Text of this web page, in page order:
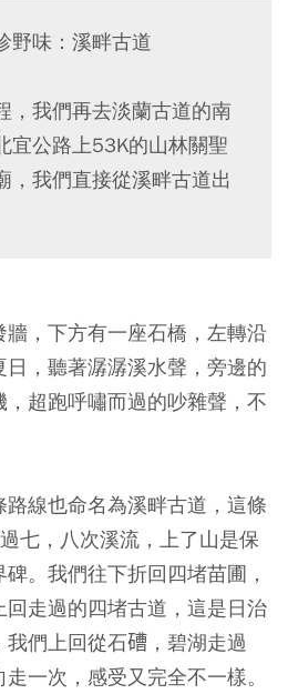
野味：溪畔古道
，我們再去淡蘭古道的南
宜公路上53K的山林關聖
，我們直接從溪畔古道出
，下方有一座石橋，左轉沿
，聽著潺潺溪水聲，旁邊的
超跑呼嘯而過的吵雜聲，不
線也命名為溪畔古道，這條
七，八次溪流，上了山是保
。我們往下折回四堵苗圃，
走過的四堵古道，這是日治
們上回從石𥕢，碧湖走過
一次，感受又完全不一樣。